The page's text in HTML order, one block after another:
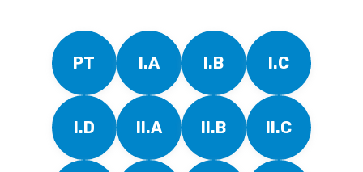
PT I.A I.B I.C
I.D II.A II.B II.C